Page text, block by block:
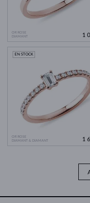
OR ROSE
DIAMANT
1
OR ROSE
DIAMANT & DIAMANT
EN STOCK
1